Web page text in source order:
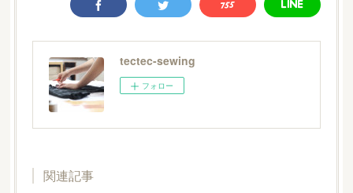
tectec-sewing
フォロー
関連記事